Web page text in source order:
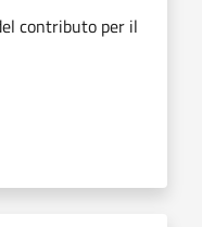
contributo per il